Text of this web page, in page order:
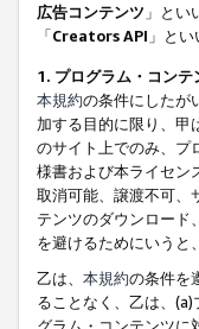
広告コンテンツ 」とい
「Creators API 」と
1. プログラム・コン
本規約の条件にしたが
加する目的に限り、甲
のサイト上でのみ、プ
様書および本ライセン
取消可能、譲渡不可、
テンツのダウンロード
を避けるためにいうと
乙は、 本規約の条件を
ることなく、乙は、
グラム・コンテンツに